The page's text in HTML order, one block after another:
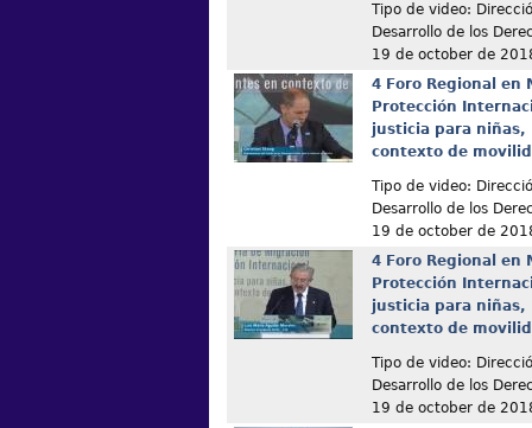
Tipo de video:
Desarrollo de los
19 de october de
4 Foro Regional en
Protección
justicia para niñas,
contexto de
Tipo de video:
Desarrollo de los
19 de october de
4 Foro Regional en
Protección
justicia para niñas,
contexto de
Tipo de video:
Desarrollo de los
19 de october de